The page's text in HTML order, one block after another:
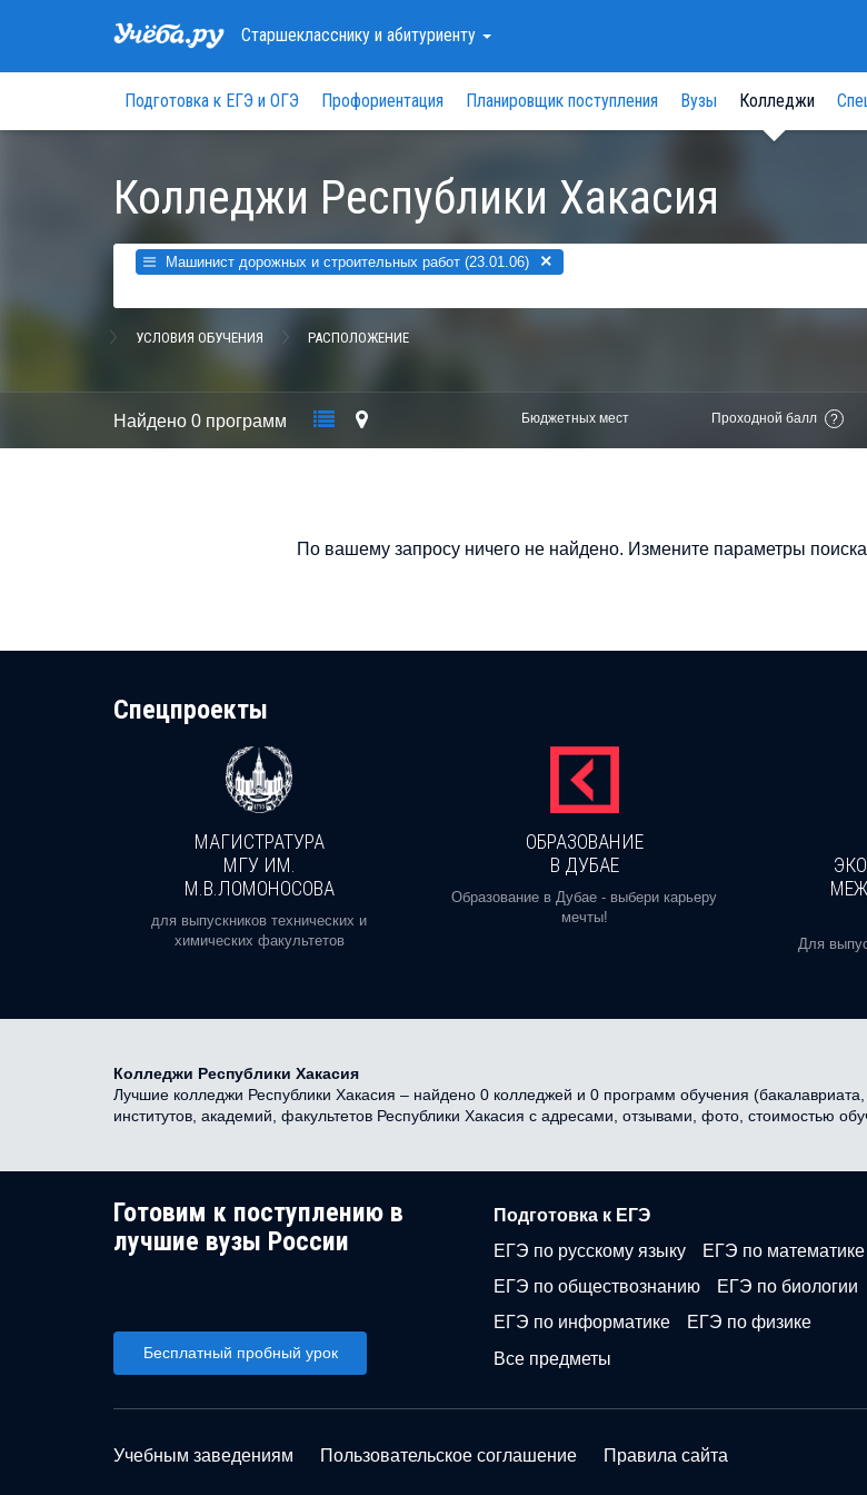
Старшеклассникуи абитуриенту
Подготовка к ЕГЭ и ОГЭ Профориентация Планировщик поступления Вузы Колледжи
Колледжи Республики Хакасия
Машинист дорожных и строительных работ (23.01.06) ×
УСЛОВИЯ ОБУЧЕНИЯ РАСПОЛОЖЕНИЕ
Найдено 0 программ Бюджетных мест Проходной балл ?
По вашему запросу ничего не найдено. Измените параметры
Cпецпроекты
МАГИСТРАТУРА
МГУ ИМ.
М.В.ЛОМОНОСОВА
для выпускников технических и
химических факультетов
ОБРАЗОВАНИЕ
В ДУБАЕ
Образование в Дубае - выбери карьеру
мечты!
Для
Колледжи Республики Хакасия
Лучшие колледжи Республики Хакасия – найдено 0 колледжей и 0 программ обучения
институтов, академий, факультетов Республики Хакасия с адресами, отзывами, фото, стоимостью
Готовим к поступлению в
лучшие вузы России
Бесплатный пробный урок
Подготовка к ЕГЭ
ЕГЭ по русскому языку
ЕГЭ по математике
ЕГЭ по обществознанию
ЕГЭ по биологии
ЕГЭ по информатике
ЕГЭ по физике
Все предметы
Учебным заведениям Пользовательское соглашение Правила сайта